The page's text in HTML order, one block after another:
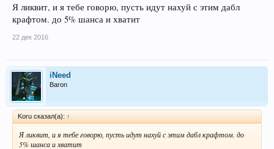
Я ликвит, и я тебе говорю, пусть идут нахуй с этим дабл
крафтом. до 5% шанса и хватит
22 дек 2016
iNeed
Baron
Koru сказал(а): ↑
Я ликвит, и я тебе говорю, пусть идут нахуй с этим дабл крафтом. до
5% шанса и хватит